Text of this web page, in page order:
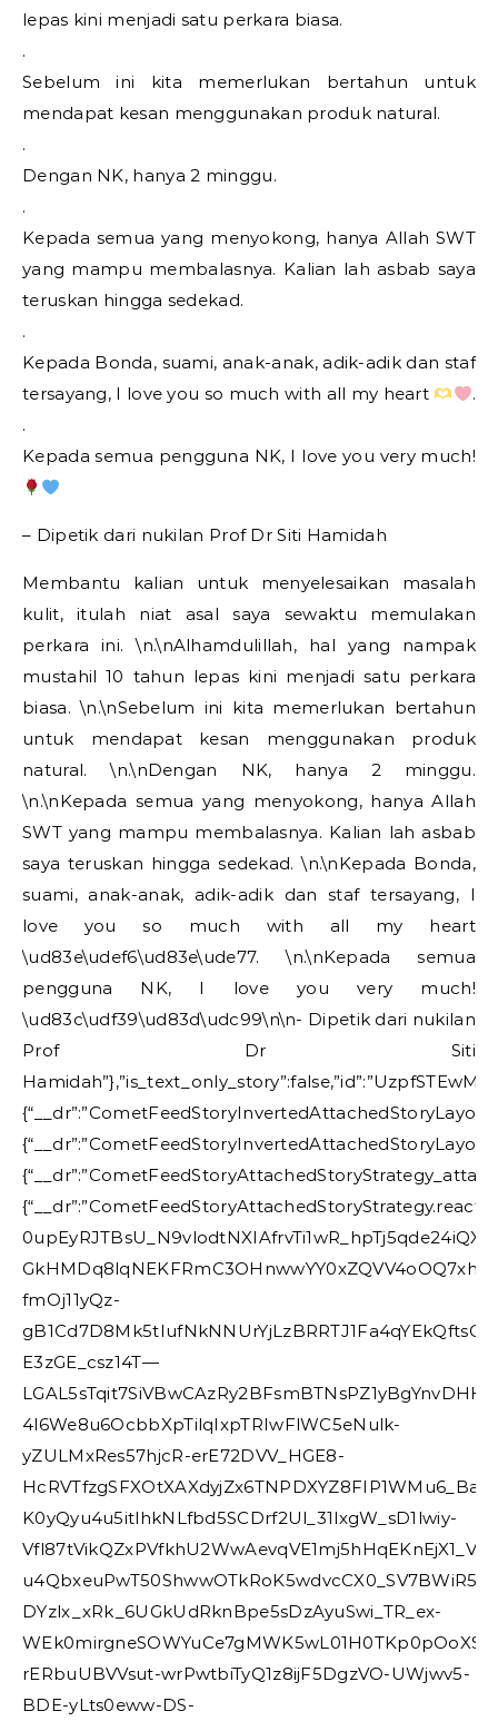
lepas kini menjadi satu perkara biasa.
.
Sebelum ini kita memerlukan bertahun untuk
mendapat kesan menggunakan produk natural.
.
Dengan NK, hanya 2 minggu.
.
Kepada semua yang menyokong, hanya Allah SWT
yang mampu membalasnya. Kalian lah asbab saya
teruskan hingga sedekad.
.
Kepada Bonda, suami, anak-anak, adik-adik dan staf
tersayang, I love you so much with all my heart
.
.
Kepada semua pengguna NK, I love you very much!
– Dipetik dari nukilan Prof Dr Siti Hamidah
Membantu kalian untuk menyelesaikan masalah
kulit, itulah niat asal saya sewaktu memulakan
perkara ini. \n.\nAlhamdulillah, hal yang nampak
mustahil 10 tahun lepas kini menjadi satu perkara
biasa. \n.\nSebelum ini kita memerlukan bertahun
untuk mendapat kesan menggunakan produk
natural. \n.\nDengan NK, hanya 2 minggu.
\n.\nKepada semua yang menyokong, hanya Allah
SWT yang mampu membalasnya. Kalian lah asbab
saya teruskan hingga sedekad. \n.\nKepada Bonda,
suami, anak-anak, adik-adik dan staf tersayang, I
love you so much with all my heart
\ud83e\udef6\ud83e\ude77. \n.\nKepada semua
pengguna NK, I love you very much!
\ud83c\udf39\ud83d\udc99\n\n- Dipetik dari nukilan
Prof Dr Siti
fmOj11yQz-
gB1Cd7D8Mk5tIufNkNNUrYjLzBRRTJ1Fa4qYEkQftsGf-
E3zGE_csz14T—
4l6We8u6OcbbXpTilqIxpTRIwFlWC5eNulk-
yZULMxRes57hjcR-erE72DVV_HGE8-
K0yQyu4u5itlhkNLfbd5SCDrf2Ul_31lxgW_sD1lwiy-
DYzlx_xRk_6UGkUdRknBpe5sDzAyuSwi_TR_ex-
rERbuUBVVsut-wrPwtbiTyQ1z8ijF5DgzVO-UWjwv5-
BDE-yLts0eww-DS-